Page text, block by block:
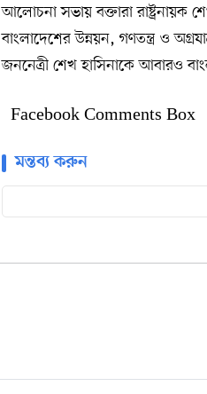
আলোচনা সভায় বক্তারা রাষ্ট্রনায়ক
বাংলাদেশের উন্নয়ন, গণতন্ত্র ও
জননেত্রী শেখ হাসিনাকে আবারও
Facebook Comments Box
মন্তব্য করুন